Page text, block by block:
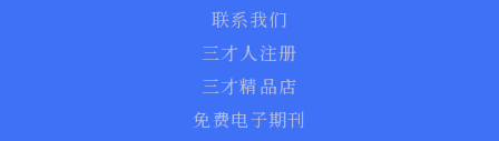
联系我们
三才人注册
三才精品店
免费电子期刊